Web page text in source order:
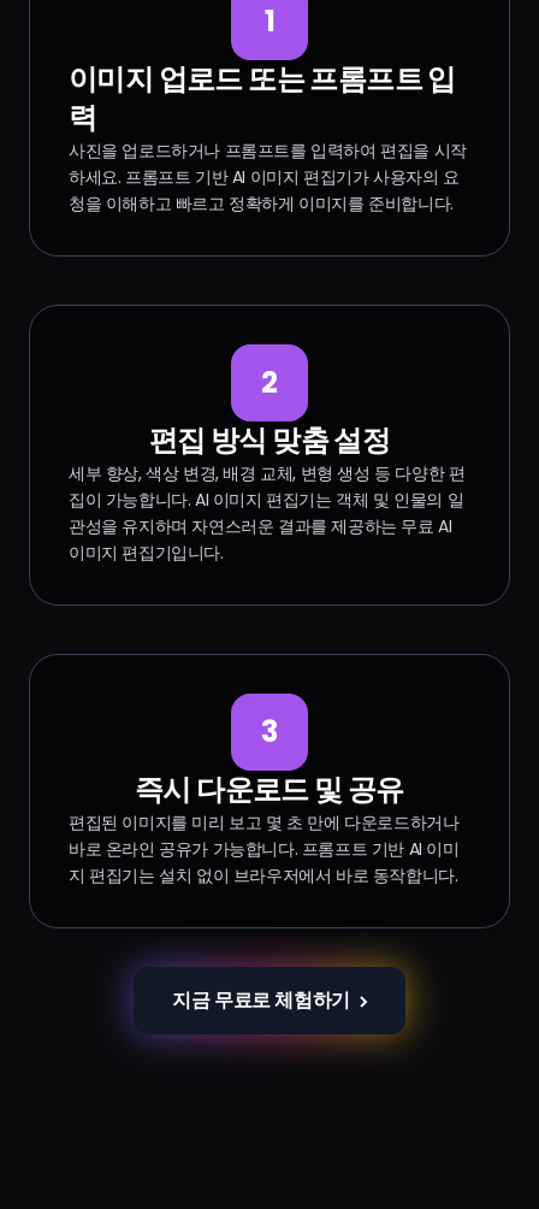
1
이미지 업로드 또는 프롬프트 입
력
사진을 업로드하거나 프롬프트를 입력하여 편집을 시작
하세요. 프롬프트 기반 AI 이미지 편집기가 사용자의 요
청을 이해하고 빠르고 정확하게 이미지를 준비합니다.
2
편집 방식 맞춤 설정
세부 향상, 색상 변경, 배경 교체, 변형 생성 등 다양한 편
집이 가능합니다. AI 이미지 편집기는 객체 및 인물의 일
관성을 유지하며 자연스러운 결과를 제공하는 무료 AI
이미지 편집기입니다.
3
즉시 다운로드 및 공유
편집된 이미지를 미리 보고 몇 초 만에 다운로드하거나
바로 온라인 공유가 가능합니다. 프롬프트 기반 AI 이미
지 편집기는 설치 없이 브라우저에서 바로 동작합니다.
지금 무료로 체험하기